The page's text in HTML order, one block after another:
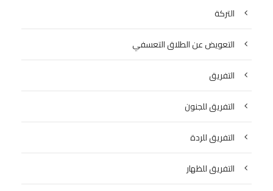
التركة
التعويض عن الطلاق التعسفي
التفريق
التفريق للجنون
التفريق للردة
التفريق للظهار